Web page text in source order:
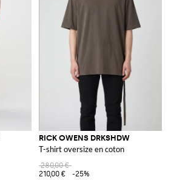
RICK OWENS DRKSHDW
T-shirt oversize en coton
280,00 €
210,00 €
-25%